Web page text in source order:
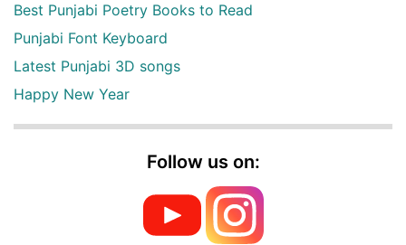
Best Punjabi Poetry Books to Read
Punjabi Font Keyboard
Latest Punjabi 3D songs
Happy New Year
Follow us on: